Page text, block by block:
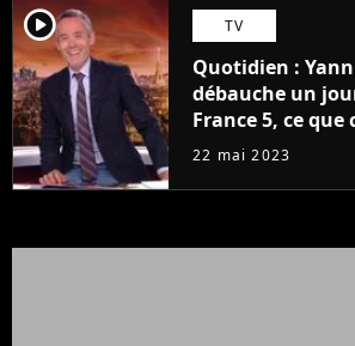
player2 TV
Quotidien :
débauche un
France 5, ce
à la rentrée
22 mai 2023